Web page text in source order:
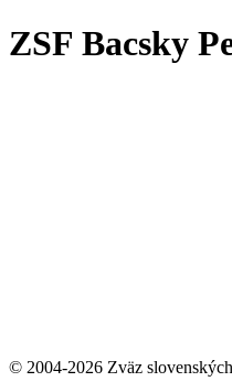
ZSF Bacsky
© 2004-2026 Zväz